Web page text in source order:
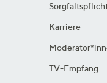
Karriere
TV-Empfang